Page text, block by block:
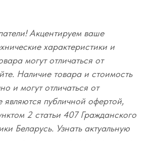
Акцентируем ваше
характеристики и
могут отличаться от
Наличие товара и стоимость
и могут отличаться от
являются публичной офертой,
2 статьи 407 Гражданского
Беларусь. Узнать актуальную